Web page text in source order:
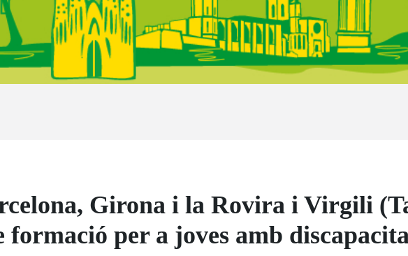
Girona i la Rovira i Virgili
per a joves amb